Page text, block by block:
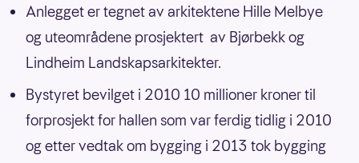
Anlegget er tegnet av arkitektene Hille Melbye
og uteområdene prosjektert av Bjørbekk og
Lindheim Landskapsarkitekter.
Bystyret bevilget i 2010 10 millioner kroner til
forprosjekt for hallen som var ferdig tidlig i 2010
og etter vedtak om bygging i 2013 tok bygging